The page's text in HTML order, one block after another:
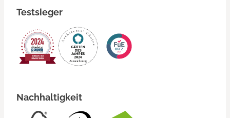
Testsieger
Nachhaltigkeit